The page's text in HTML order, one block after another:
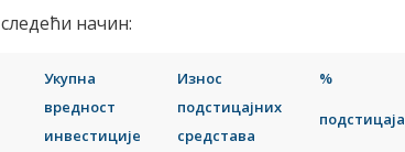
начин:
Укупна
вредност
инвестиције
Износ
подстицајних
средстава
%
подстицаја